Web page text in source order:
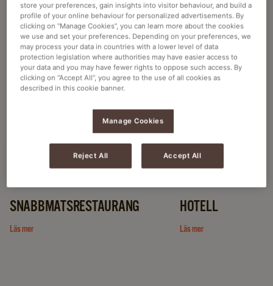
UPPTÄCK CAFITESSE EXCELLENCE TOUCH
EXPERIENCE VARM & KALL
HITTA DEN BÄSTA LÖSNINGEN FÖR DITT
FÖRETAG
SNABBMATSRESTAURANG
Läs mer
HOTELL
Läs mer
store your preferences, gain insights into visitor behaviour, and build a
profile of your online behaviour for personalized advertisements. By
clicking on “Manage Cookies”, you can learn more about the cookies
we use and set your preferences. Depending on your preferences, we
may process your data in countries with a lower level of data
protection legislation where authorities may have easier access to
your data and you may have fewer rights to oppose such access. By
clicking on “Accept All”, you agree to the use of all cookies as
described in this cookie banner.
Manage Cookies
Reject All Accept All